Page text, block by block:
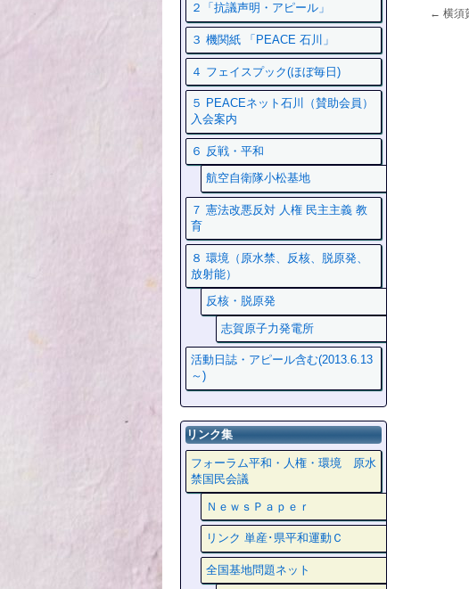
← 横須
２「抗議声明・アピール」
３ 機関紙 「PEACE 石川」
４ フェイスプック(ほぼ毎日)
５ PEACEネット石川（賛助会員）
入会案内
６ 反戦・平和
航空自衛隊小松基地
７ 憲法改悪反対 人権 民主主義 教
育
８ 環境（原水禁、反核、脱原発、
放射能）
反核・脱原発
志賀原子力発電所
活動日誌・アピール含む(2013.6.13
～)
リンク集
フォーラム平和・人権・環境 原水
禁国民会議
ＮｅｗｓＰａｐｅｒ
リンク 単産･県平和運動Ｃ
全国基地問題ネット